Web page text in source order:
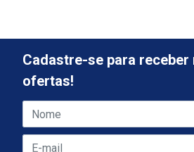
Cadastre-se para receber
ofertas!